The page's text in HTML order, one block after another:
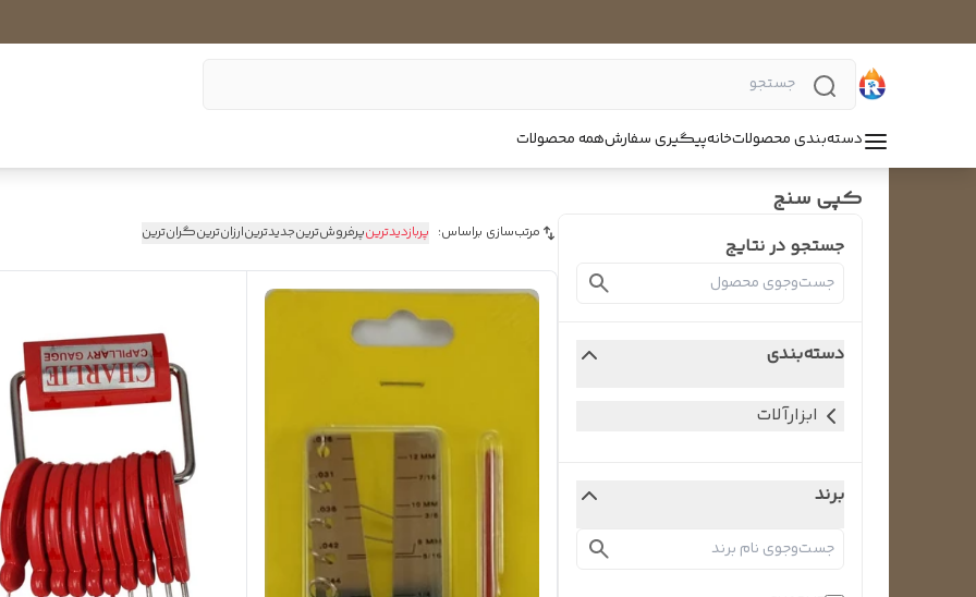
دسته‌بندی محصولاتخانهپیگیری سفارشهمه محصولات
کپی سنج
جستجو در نتایج
دسته‌بندی
ابزارآلات
برند
مرتب‌سازی براساس: پربازدیدترینپرفروش‌ترینجدیدترینارزان‌ترینگران‌ترین